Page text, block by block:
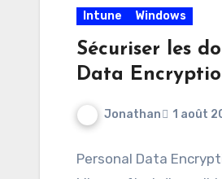
Intune Windows
Sécuriser les
Data
Jonathan 1 août
Personal Data